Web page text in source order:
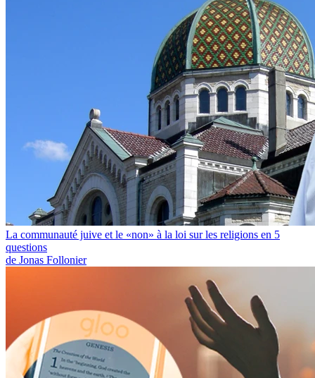
La communauté juive et le «non» à la loi sur les religions en 5
questions
de Jonas Follonier